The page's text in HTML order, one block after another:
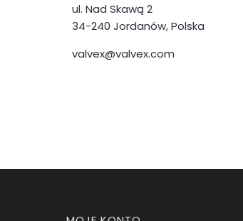
ul. Nad Skawą 2
34-240 Jordanów, Polska
valvex@valvex.com